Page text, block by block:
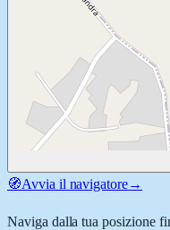
🧭Avvia il navigatore→
Naviga dalla tua posizione